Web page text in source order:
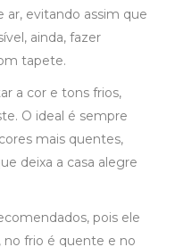
ar, evitando assim que
ainda, fazer
tapete.
a cor e tons frios,
O ideal é sempre
mais quentes,
deixa a casa alegre
pois ele
frio é quente e no